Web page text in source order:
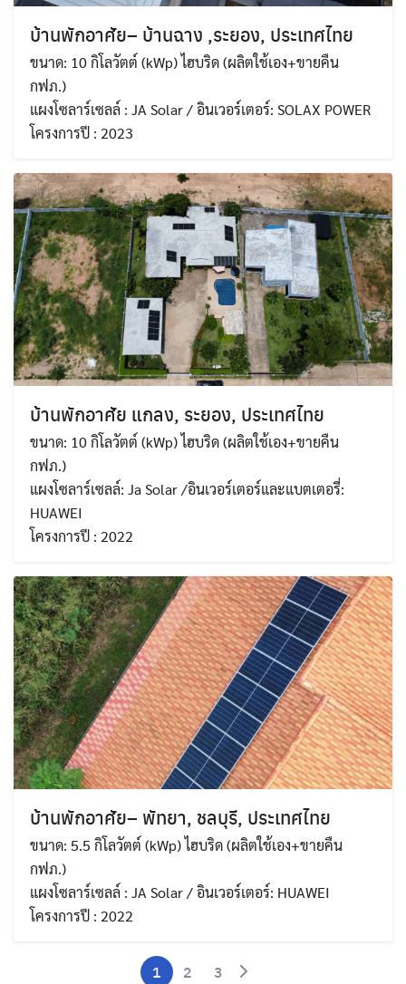
บ้านพักอาศัย– บ้านฉาง ,ระยอง, ประเทศไทย
ขนาด: 10 กิโลวัตต์ (kWp) ไฮบริด (ผลิตใช้เอง+ขายคืน
กฟภ.)
แผงโซลาร์เซลล์ : JA Solar / อินเวอร์เตอร์: SOLAX POWER
โครงการปี : 2023
บ้านพักอาศัย แกลง, ระยอง, ประเทศไทย
ขนาด: 10 กิโลวัตต์ (kWp) ไฮบริด (ผลิตใช้เอง+ขายคืน
กฟภ.)
แผงโซลาร์เซลล์: Ja Solar /อินเวอร์เตอร์และแบตเตอรี่:
HUAWEI
โครงการปี : 2022
บ้านพักอาศัย– พัทยา, ชลบุรี, ประเทศไทย
ขนาด: 5.5 กิโลวัตต์ (kWp) ไฮบริด (ผลิตใช้เอง+ขายคืน
กฟภ.)
แผงโซลาร์เซลล์ : JA Solar / อินเวอร์เตอร์: HUAWEI
โครงการปี : 2022
1 2 3